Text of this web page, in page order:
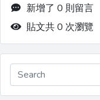
新增了 0 則留言
貼文共 0 次瀏覽